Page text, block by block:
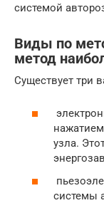
системой
Виды по
метод
Существует три
узла.
системы